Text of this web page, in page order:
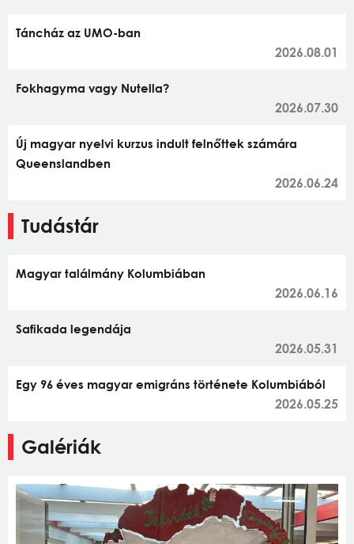
Táncház az UMO-ban
2026.08.01
Fokhagyma vagy Nutella?
2026.07.30
Új magyar nyelvi kurzus indult felnőttek számára
Queenslandben
2026.06.24
Tudástár
Magyar találmány Kolumbiában
2026.06.16
Safikada legendája
2026.05.31
Egy 96 éves magyar emigráns története Kolumbiából
2026.05.25
Galériák